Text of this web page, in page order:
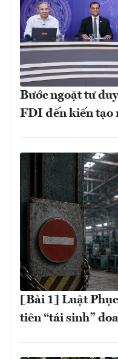
Bước ngoặt tư
FDI đến kiến tạo
[Bài 1] Luật
tiên “tái sinh”